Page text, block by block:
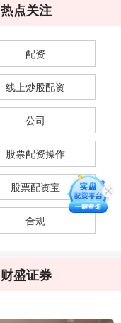
热点关注
配资
线上炒股配资
公司
股票配资操作
股票配资宝
合规
财盛证券